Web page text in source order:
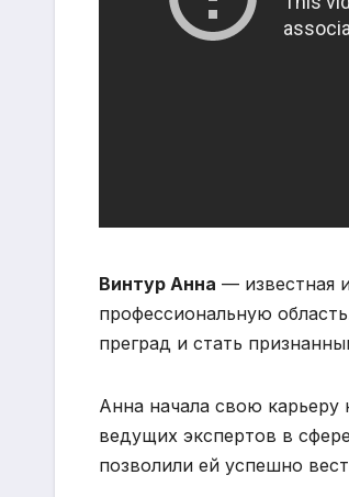
Винтур Анна — известная
профессиональную
преград и стать
Анна начала свою карьеру
ведущих экспертов в
позволили ей успешно